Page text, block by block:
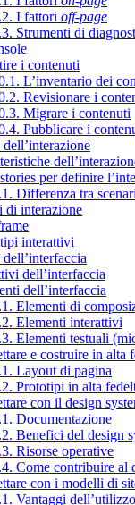
I fattori off-page
Strumenti di
i contenuti
L’inventario dei
Revisionare i
Migrare i contenuti
Pubblicare i
per definire
Differenza tra
di interazione
interattivi
dell’interfaccia
dell’interfaccia
Elementi di
Elementi interattivi
Elementi testuali
e costruire in alta
Layout di pagina
Prototipi in alta
con il design
Documentazione
Benefici del design
Risorse operative
Come contribuire al
con i modelli di
Vantaggi